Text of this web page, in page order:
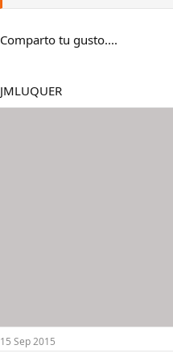
Mako/SKX: Me quedaría con el
Seiko Military
Ala, la que he liado en un
Comparto tu gusto....
JMLUQUER
15 Sep 2015